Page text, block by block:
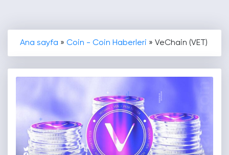
Ana sayfa » Coin - Coin Haberleri » VeChain (VET)